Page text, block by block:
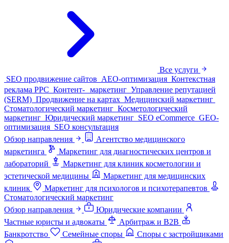
Все услуги
SEO продвижение сайтов AEO-оптимизация Контекстная
реклама PPC Контент- маркетинг Управление репутацией
(SERM) Продвижение на картах Медицинский маркетинг
Стоматологический маркетинг Косметологический
маркетинг Юридический маркетинг SEO eCommerce GEO-
оптимизация SEO консультация
Обзор направления
Агентство медицинского
маркетинга
Маркетинг для диагностических центров и
лабораторий
Маркетинг для клиник косметологии и
эстетической медицины
Маркетинг для медицинских
клиник
Маркетинг для психологов и психотерапевтов
Стоматологический маркетинг
Обзор направления
Юридические компании
Частные юристы и адвокаты
Арбитраж и B2B
Банкротство
Семейные споры
Споры с застройщиками